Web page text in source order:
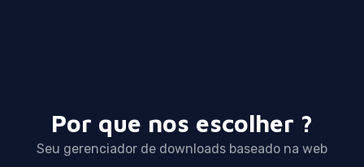
Por que nos escolher ?
Seu gerenciador de downloads baseado na web